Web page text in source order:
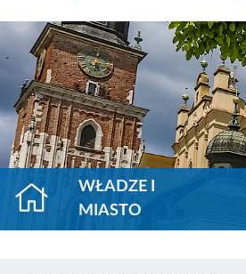
WŁADZE I
MIASTO